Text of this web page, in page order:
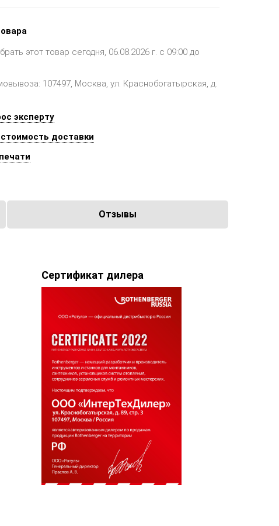
этот товар сегодня, 06.08.2026 г. с 09:00 до
107497, Москва, ул. Краснобогатырская, д.
эксперту
доставки
Отзывы
Сертификат дилера